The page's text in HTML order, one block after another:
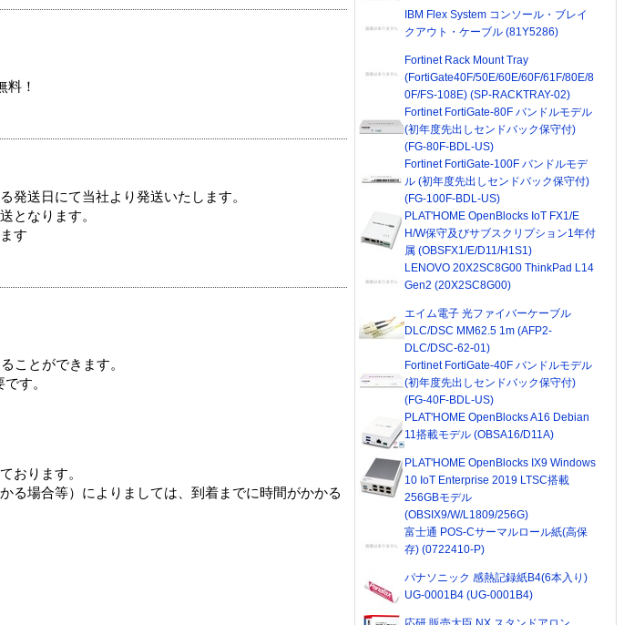
料！
発送日にて当社より発送いたします。
となります。
す
ことができます。
す。
おります。
る場合等）によりましては、到着までに時間がかかる
IBM Flex System コンソール・ブレイ
クアウト・ケーブル (81Y5286)
Fortinet Rack Mount Tray
(FortiGate40F/50E/60E/60F/61F/80E/8
0F/FS-108E) (SP-RACKTRAY-02)
Fortinet FortiGate-80F バンドルモデル
(初年度先出しセンドバック保守付)
(FG-80F-BDL-US)
Fortinet FortiGate-100F バンドルモデ
ル (初年度先出しセンドバック保守付)
(FG-100F-BDL-US)
PLAT'HOME OpenBlocks IoT FX1/E
H/W保守及びサブスクリプション1年付
属 (OBSFX1/E/D11/H1S1)
LENOVO 20X2SC8G00 ThinkPad L14
Gen2 (20X2SC8G00)
エイム電子 光ファイバーケーブル
DLC/DSC MM62.5 1m (AFP2-
DLC/DSC-62-01)
Fortinet FortiGate-40F バンドルモデル
(初年度先出しセンドバック保守付)
(FG-40F-BDL-US)
PLAT'HOME OpenBlocks A16 Debian
11搭載モデル (OBSA16/D11A)
PLAT'HOME OpenBlocks IX9 Windows
10 IoT Enterprise 2019 LTSC搭載
256GBモデル
(OBSIX9/W/L1809/256G)
富士通 POS-Cサーマルロール紙(高保
存) (0722410-P)
パナソニック 感熱記録紙B4(6本入り)
UG-0001B4 (UG-0001B4)